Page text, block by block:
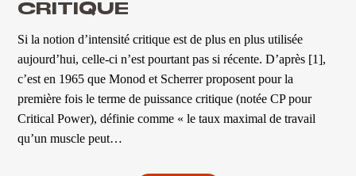
CRITIQUE
Si la notion d’intensité critique est de plus en plus utilisée
aujourd’hui, celle-ci n’est pourtant pas si récente. D’après [1],
c’est en 1965 que Monod et Scherrer proposent pour la
première fois le terme de puissance critique (notée CP pour
Critical Power), définie comme « le taux maximal de travail
qu’un muscle peut…